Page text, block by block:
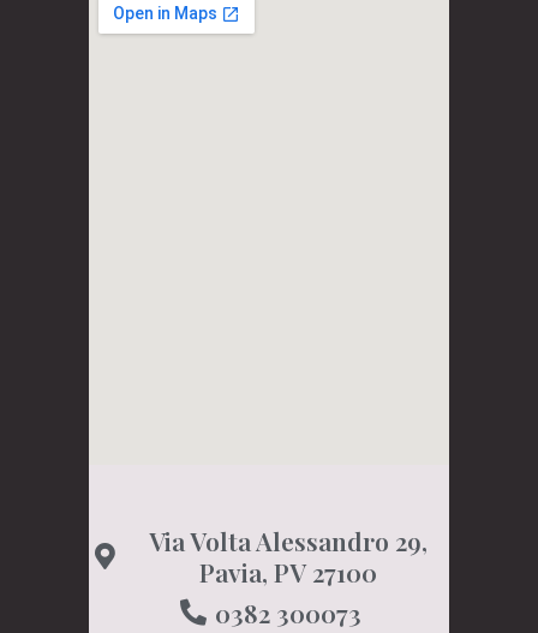
Via Volta Alessandro 29,
Pavia, PV 27100
0382 300073